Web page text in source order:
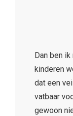
Dan ben
kinderen
dat een
vatbaar
gewoon